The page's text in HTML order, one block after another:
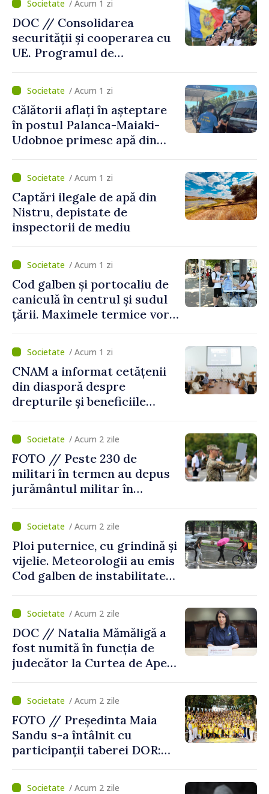
/ Acum 1 zi
DOC // Consolidarea
securității și cooperarea cu
UE. Programul de
Naționale de Apărare pentru
perioada 2024–2034,
publicat în Monitorul Oficial
/ Acum 1 zi
Călătorii aflați în așteptare
în postul Palanca-Maiaki-
Udobnoe primesc apă din
și a polițiștilor de frontieră
/ Acum 1 zi
Captări ilegale de apă din
Nistru, depistate de
inspectorii de mediu
/ Acum 1 zi
Cod galben și portocaliu de
caniculă în centrul și sudul
țării. Maximele termice vor
/ Acum 1 zi
CNAM a informat cetățenii
din diasporă despre
drepturile și beneficiile
/ Acum 2 zile
FOTO // Peste 230 de
militari în termen au depus
jurământul militar în
/ Acum 2 zile
Ploi puternice, cu grindină și
vijelie. Meteorologii au emis
Cod galben de instabilitate
/ Acum 2 zile
DOC // Natalia Mămăligă a
fost numită în funcția de
judecător la Curtea de Apel
/ Acum 2 zile
FOTO // Președinta Maia
Sandu s-a întâlnit cu
participanții taberei DOR:
noastră rămâne puternică”
/ Acum 2 zile